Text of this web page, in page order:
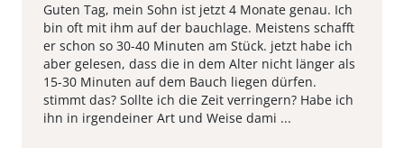
Guten Tag, mein Sohn ist jetzt 4 Monate genau. Ich
bin oft mit ihm auf der bauchlage. Meistens schafft
er schon so 30-40 Minuten am Stück. jetzt habe ich
aber gelesen, dass die in dem Alter nicht länger als
15-30 Minuten auf dem Bauch liegen dürfen.
stimmt das? Sollte ich die Zeit verringern? Habe ich
ihn in irgendeiner Art und Weise dami ...